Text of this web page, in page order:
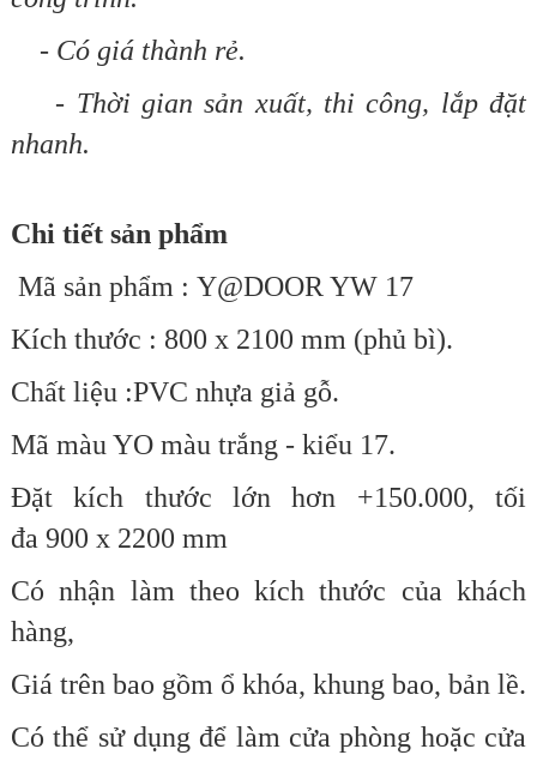
- Có giá thành rẻ.
- Thời gian sản xuất, thi công, lắp đặt
nhanh.
Chi tiết sản phẩm
Mã sản phẩm : Y@DOOR YW 17
Kích thước : 800 x 2100 mm (phủ bì).
Chất liệu :PVC nhựa giả gỗ.
Mã màu YO màu trắng - kiểu 17.
Đặt kích thước lớn hơn +150.000,tối
đa 900 x 2200 mm
Có nhận làm theo kích thước của khách
hàng,
Giá trên bao gồm ổ khóa, khung bao, bản lề.
Có thể sử dụng để làm cửa phòng hoặc cửa